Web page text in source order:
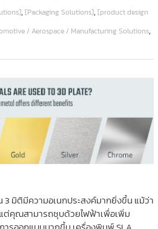
,[Packaging Solutions],[product design
/ Aerospace / Manufacturing Solutions,
มิติมีความอเนกประสงค์มากยิ่งขึ้น แม้ว่า
ต่คุณสามารถชุบด้วยไฟฟ้าเพื่อเพิ่ม